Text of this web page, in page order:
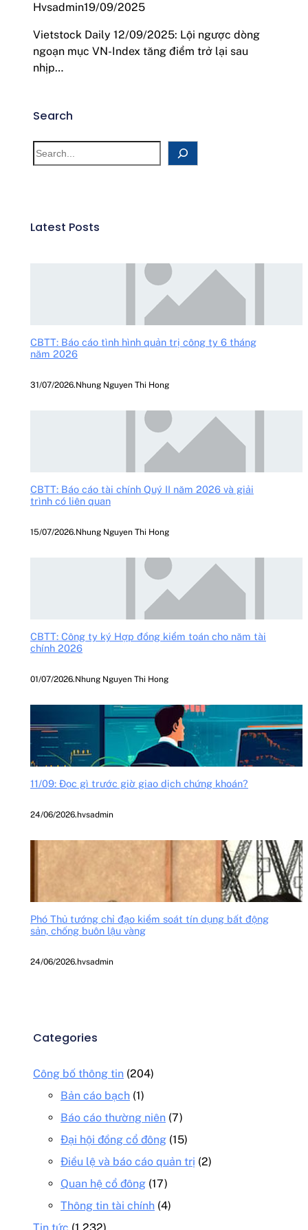
Hvsadmin19/09/2025
Vietstock Daily 12/09/2025: Lội ngược dòng
ngoạn mục VN-Index tăng điểm trở lại sau
nhịp…
Search
Latest Posts
CBTT: Báo cáo tình hình quản trị công ty 6 tháng
năm 2026
31/07/2026.Nhung Nguyen Thi Hong
CBTT: Báo cáo tài chính Quý II năm 2026 và giải
trình có liên quan
15/07/2026.Nhung Nguyen Thi Hong
CBTT: Công ty ký Hợp đồng kiểm toán cho năm tài
chính 2026
01/07/2026.Nhung Nguyen Thi Hong
11/09: Đọc gì trước giờ giao dịch chứng khoán?
24/06/2026. hvsadmin
Phó Thủ tướng chỉ đạo kiểm soát tín dụng bất động
sản, chống buôn lậu vàng
24/06/2026. hvsadmin
Categories
Công bố thông tin (204)
Bản cáo bạch (1)
Báo cáo thường niên (7)
Đại hội đồng cổ đông (15)
Điều lệ và báo cáo quản trị (2)
Quan hệ cổ đông (17)
Thông tin tài chính (4)